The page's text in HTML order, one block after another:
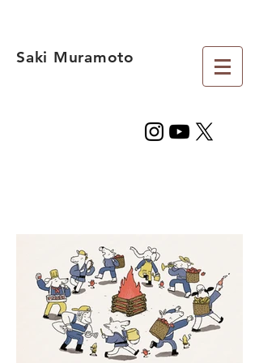
Saki Muramoto